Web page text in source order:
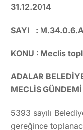
31.12.2014
SAYI :
KONU : Meclis
ADALAR
MECLİS GÜNDEMİ
5393 sayılı
gereğince